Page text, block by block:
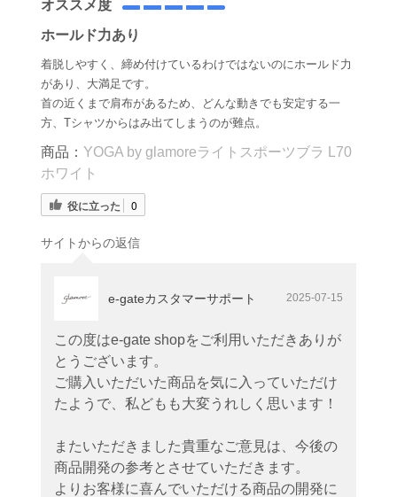
オススメ度
ホールド力あり
着脱しやすく、締め付けているわけではないのにホールド力
があり、大満足です。
首の近くまで肩布があるため、どんな動きでも安定する一
方、Tシャツからはみ出てしまうのが難点。
商品： YOGA by glamoreライトスポーツブラ L70
ホワイト
役に立った 0
サイトからの返信
e-gateカスタマーサポート 2025-07-15
この度はe-gate shopをご利用いただきありが
とうございます。
ご購入いただいた商品を気に入っていただけ
たようで、私どもも大変うれしく思います！
またいただきました貴重なご意見は、今後の
商品開発の参考とさせていただきます。
よりお客様に喜んでいただける商品の開発に